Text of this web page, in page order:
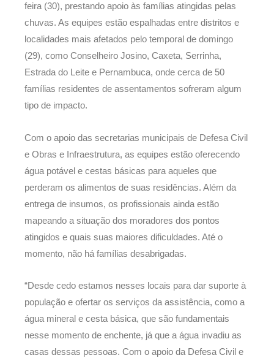
feira (30), prestando apoio às famílias atingidas pelas
chuvas. As equipes estão espalhadas entre distritos e
localidades mais afetados pelo temporal de domingo
(29), como Conselheiro Josino, Caxeta, Serrinha,
Estrada do Leite e Pernambuca, onde cerca de 50
famílias residentes de assentamentos sofreram algum
tipo de impacto.
Com o apoio das secretarias municipais de Defesa Civil
e Obras e Infraestrutura, as equipes estão oferecendo
água potável e cestas básicas para aqueles que
perderam os alimentos de suas residências. Além da
entrega de insumos, os profissionais ainda estão
mapeando a situação dos moradores dos pontos
atingidos e quais suas maiores dificuldades. Até o
momento, não há famílias desabrigadas.
“Desde cedo estamos nesses locais para dar suporte à
população e ofertar os serviços da assistência, como a
água mineral e cesta básica, que são fundamentais
nesse momento de enchente, já que a água invadiu as
casas dessas pessoas. Com o apoio da Defesa Civil e